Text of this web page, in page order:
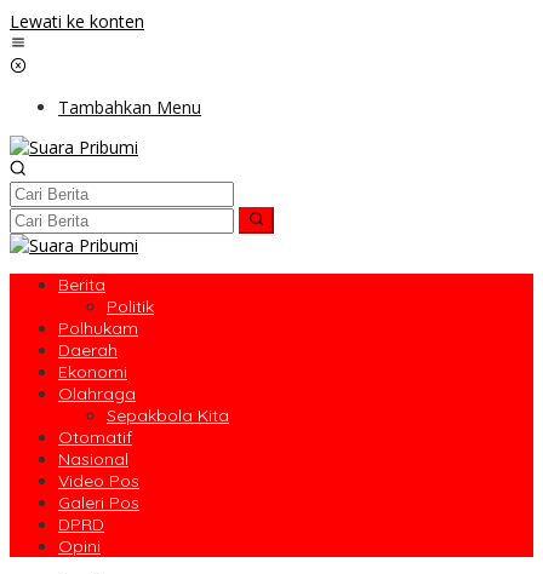
Lewati ke konten
Tambahkan Menu
Berita
Politik
Polhukam
Daerah
Ekonomi
Olahraga
Sepakbola Kita
Otomatif
Nasional
Video Pos
Galeri Pos
DPRD
Opini